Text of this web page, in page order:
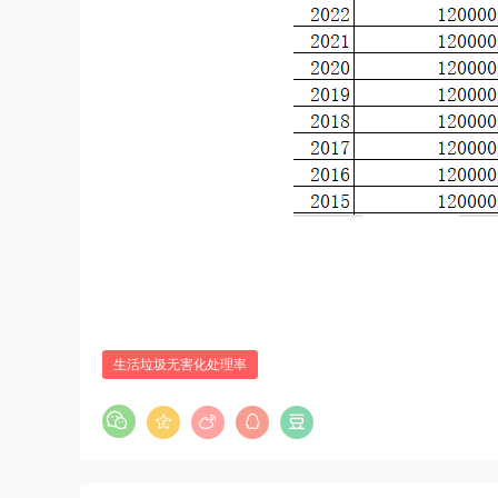
生活垃圾无害化处理率